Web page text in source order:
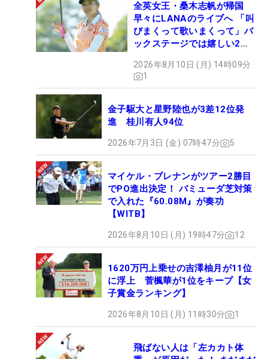
全英女王・桑木志帆が帰国
早々にLANAのライブへ 「叫
びまくって歌いまくって」バ
ックステージでは嬉しい2シ
2026年8月10日 (月) 14時09分
1
金子駆大と星野陸也が3差12位発
進 桂川有人94位
2026年7月3日 (金) 07時47分 5
マイケル・ブレナンがツアー2勝目
でPO進出決定！ バミューダ芝対策
で入れた『60.08M』が奏功
【WITB】
2026年8月10日 (月) 19時47分 12
1620万円上乗せの吉澤柚月が11位
に浮上 菅楓華が1位をキープ【女
子賞金ランキング】
2026年8月10日 (月) 11時30分 1
飛ばない人は「左カカト体